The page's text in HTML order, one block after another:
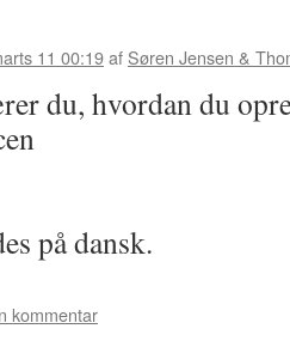
11 00:19af Søren Jensen &
du, hvordan du
på dansk.
kommentar